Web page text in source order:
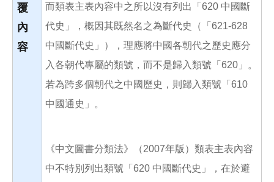
覆
內
容
而類表主表內容中之所以沒有列出「620 中國斷
代史」，概因其既然名之為斷代史（「621-628
中國斷代史」），理應將中國各朝代之歷史應分
入各朝代專屬的類號，而不是歸入類號「620」。
若為跨多個朝代之中國歷史，則歸入類號「610
中國通史」。
《中文圖書分類法》（2007年版）類表主表內容
中不特別列出類號「620 中國斷代史」，在於避